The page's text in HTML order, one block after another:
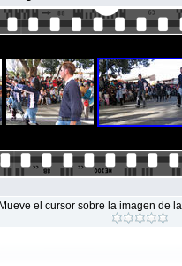
Mueve el cursor sobre la imagen de